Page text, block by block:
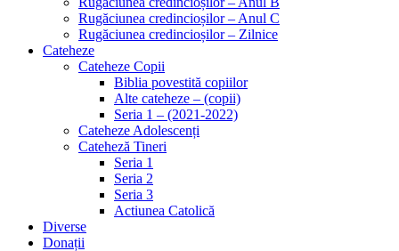
Rugăciunea credincioșilor – Anul C
Rugăciunea credincioșilor – Zilnice
Cateheze
Cateheze Copii
Biblia povestită copiilor
Alte cateheze – (copii)
Seria 1 – (2021-2022)
Cateheze Adolescenți
Cateheză Tineri
Seria 1
Seria 2
Seria 3
Actiunea Catolică
Diverse
Donații